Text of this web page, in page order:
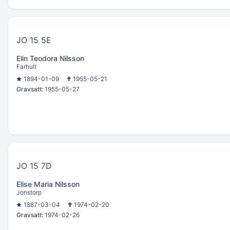
JO 15 5E
Elin Teodora Nilsson
Farhult
1894-01-09
1955-05-21
Gravsatt: 1955-05-27
JO 15 7D
Elise Maria Nilsson
Jonstorp
1887-03-04
1974-02-20
Gravsatt: 1974-02-26